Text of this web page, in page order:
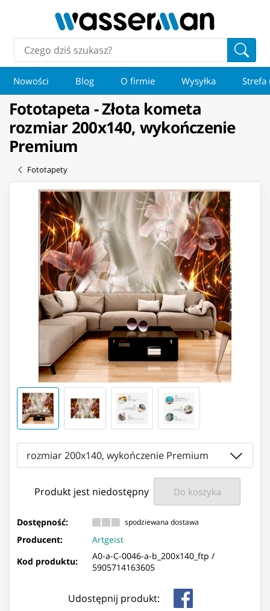
Nowości Blog O firmie Wysyłka Strefa
Fototapeta - Złota kometa
rozmiar 200x140, wykończenie
Premium
Fototapety
rozmiar 200x140, wykończenie Premium
Produkt jest niedostępny Do koszyka
Dostępność: spodziewana dostawa
Producent:
Artgeist
Kod produktu:
A0-a-C-0046-a-b_200x140_ftp /
5905714163605
Udostępnij produkt: